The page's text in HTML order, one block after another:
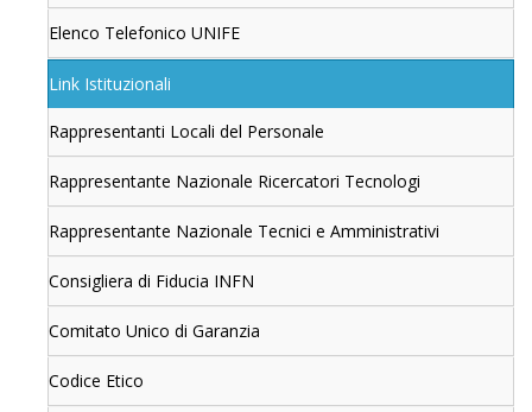
Elenco Telefonico UNIFE
Link Istituzionali
Rappresentanti Locali del Personale
Rappresentante Nazionale Ricercatori Tecnologi
Rappresentante Nazionale Tecnici e Amministrativi
Consigliera di Fiducia INFN
Comitato Unico di Garanzia
Codice Etico